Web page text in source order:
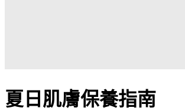
夏日肌膚保養指南